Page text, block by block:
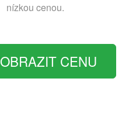
nízkou cenou.
CENU